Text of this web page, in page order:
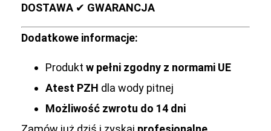
DOSTAWA ✔ GWARANCJA
Dodatkowe informacje:
Produkt w pełni zgodny z normami UE
Atest PZH dla wody pitnej
Możliwość zwrotu do 14 dni